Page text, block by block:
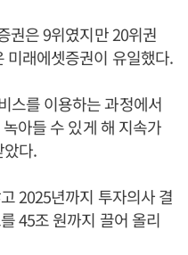
권은 9위였지만 20위권
미래에셋증권이 유일했다.
스를 이용하는 과정에서
아들 수 있게 해 지속가
다.
2025년까지 투자의사 결
45조 원까지 끌어 올리